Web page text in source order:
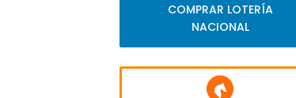
COMPRAR LOTERÍA
NACIONAL